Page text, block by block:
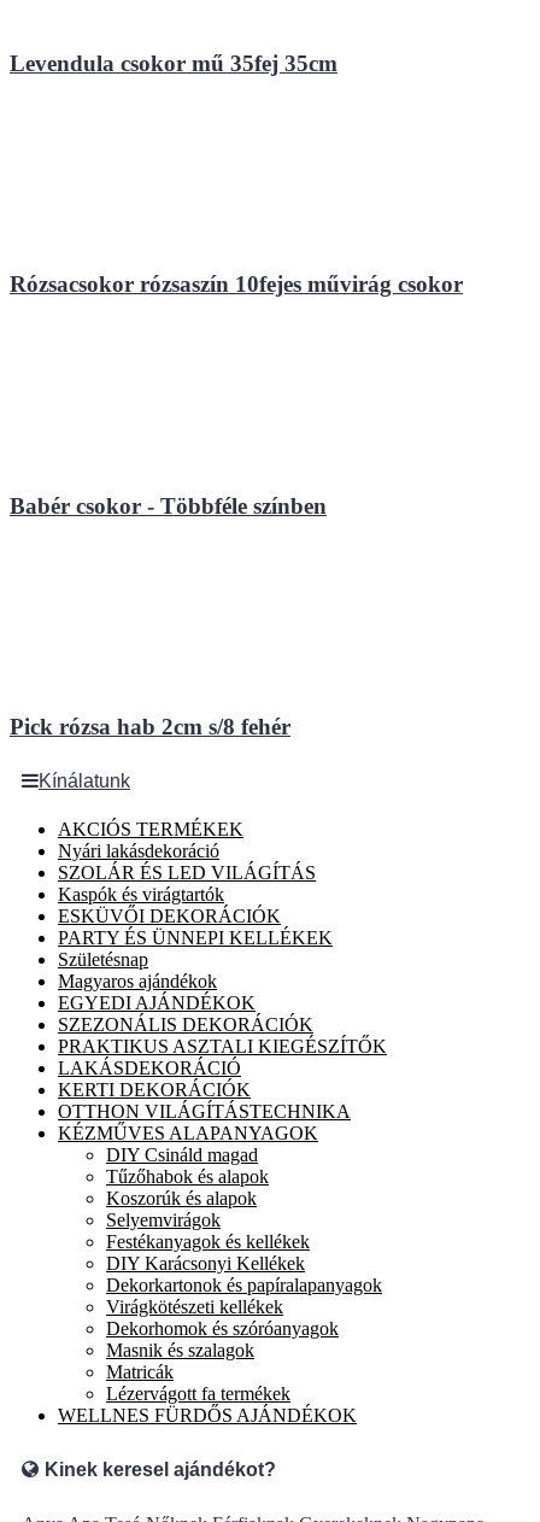
Levendula csokor mű 35fej 35cm
Rózsacsokor rózsaszín 10fejes művirág csokor
Babér csokor - Többféle színben
Pick rózsa hab 2cm s/8 fehér
Kínálatunk
AKCIÓS TERMÉKEK
Nyári lakásdekoráció
SZOLÁR ÉS LED VILÁGÍTÁS
Kaspók és virágtartók
ESKÜVŐI DEKORÁCIÓK
PARTY ÉS ÜNNEPI KELLÉKEK
Születésnap
Magyaros ajándékok
EGYEDI AJÁNDÉKOK
SZEZONÁLIS DEKORÁCIÓK
PRAKTIKUS ASZTALI KIEGÉSZÍTŐK
LAKÁSDEKORÁCIÓ
KERTI DEKORÁCIÓK
OTTHON VILÁGÍTÁSTECHNIKA
KÉZMŰVES ALAPANYAGOK
DIY Csináld magad
Tűzőhabok és alapok
Koszorúk és alapok
Selyemvirágok
Festékanyagok és kellékek
DIY Karácsonyi Kellékek
Dekorkartonok és papíralapanyagok
Virágkötészeti kellékek
Dekorhomok és szóróanyagok
Masnik és szalagok
Matricák
Lézervágott fa termékek
WELLNES FÜRDŐS AJÁNDÉKOK
Kinek keresel ajándékot?